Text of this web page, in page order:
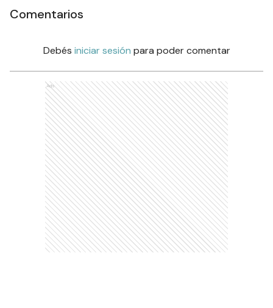
Comentarios
Debés iniciar sesión para poder comentar
Ads